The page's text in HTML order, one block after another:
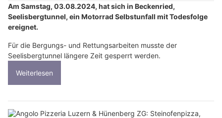
Am Samstag, 03.08.2024, hat sich in Beckenried,
Seelisbergtunnel, ein Motorrad Selbstunfall mit Todesfolge
ereignet.
Für die Bergungs- und Rettungsarbeiten musste der
Seelisbergtunnel längere Zeit gesperrt werden.
Weiterlesen